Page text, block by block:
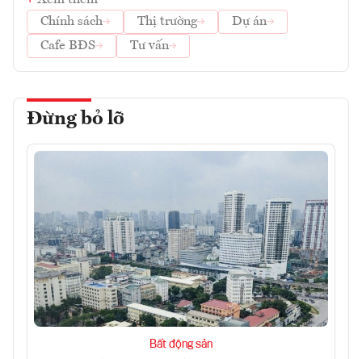
Chính sách
Thị trường
Dự án
Cafe BĐS
Tư vấn
Đừng bỏ lỡ
Bất động sản